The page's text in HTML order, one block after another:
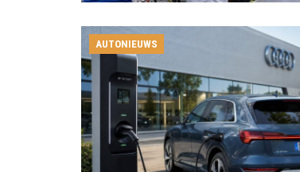
AUTONIEUWS